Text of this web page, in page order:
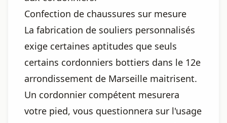
Confection de chaussures sur mesure
La fabrication de souliers personnalisés
exige certaines aptitudes que seuls
certains cordonniers bottiers dans le 12e
arrondissement de Marseille maitrisent.
Un cordonnier compétent mesurera
votre pied, vous questionnera sur l'usage